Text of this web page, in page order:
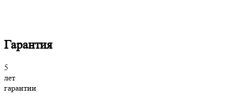
Гарантия
5
лет
гарантии